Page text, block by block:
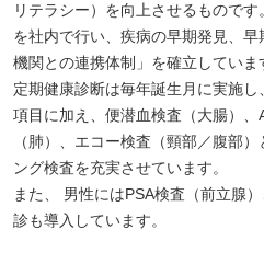
リテラシー）を向上させるもので
を社内で行い、疾病の早期発見、
機関との連携体制」を確立していま
定期健康診断は毎年誕生月に実施
項目に加え、便潜血検査（大腸）
（肺）、エコー検査（頸部／腹部
ング検査を充実させています。
また、 男性にはPSA検査（前立腺
診も導入しています。